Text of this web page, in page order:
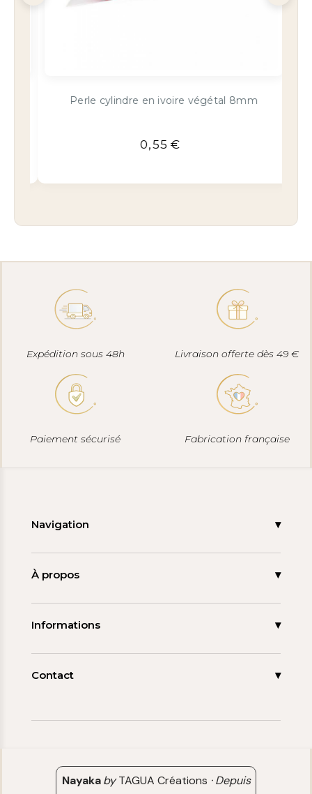
Lot 2 ou 10 perles en ivoire végétal 5mm
0,50 €
Expédition sous 48h Livraison offerte dès 49 €
Paiement sécurisé Fabrication française
Navigation
Accueil
À propos
La tagua
Informations
Mon compte
Contact
Nayaka byTAGUA Créations ·Depuis